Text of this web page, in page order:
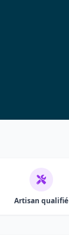
Artisan qualifié